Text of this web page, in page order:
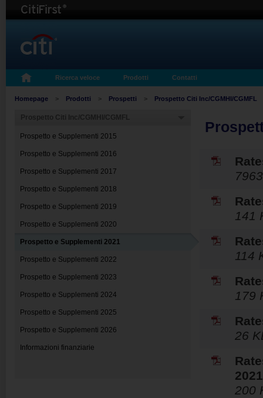
Ricerca veloce Prodotti Contatti
Homepage > Prodotti > Prospetti > Prospetto Citi Inc/CGMHI/CGMFL
Prospetto e Supplementi 2015
Prospetto e Supplementi 2016
Prospetto e Supplementi 2017
Prospetto e Supplementi 2018
Prospetto e Supplementi 2019
Prospetto e Supplementi 2020
Prospetto e Supplementi 2021
Prospetto e Supplementi 2022
Prospetto e Supplementi 2023
Prospetto e Supplementi 2024
Prospetto e Supplementi 2025
Prospetto e Supplementi 2026
Informazioni finanziarie
141
114
179
26
200